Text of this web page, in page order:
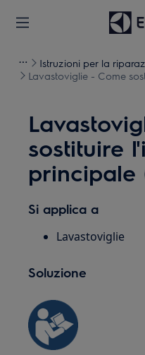
Istruzioni per la
Lavastoviglie - Come
sostituire
principale
Si applica a
Lavastoviglie
Soluzione